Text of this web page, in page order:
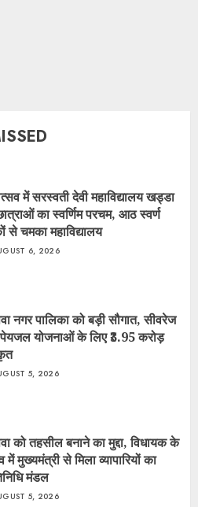
में सरस्वती देवी महाविद्यालय खड्डा
का स्वर्णिम परचम, आठ स्वर्ण
से चमका महाविद्यालय
6, 2026
नगर पालिका को बड़ी सौगात, सीवरेज
योजनाओं के लिए ₹3.95 करोड़
5, 2026
को तहसील बनाने का मुद्दा, विधायक के
में मुख्यमंत्री से मिला व्यापारियों का
मंडल
5, 2026